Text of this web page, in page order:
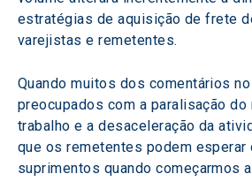
estratégias de aquisição de frete
varejistas e remetentes.
Quando muitos dos comentários
preocupados com a paralisação do
trabalho e a desaceleração da
que os remetentes podem esperar
suprimentos quando começarmos